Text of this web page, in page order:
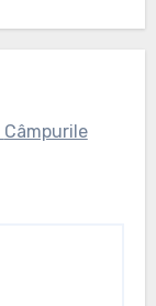
Câmpurile